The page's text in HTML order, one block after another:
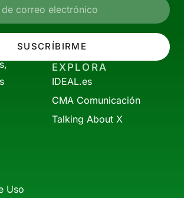
SUSCRÍBIRME
EXPLORA
IDEAL.es
CMA Comunicación
Talking About X
Uso